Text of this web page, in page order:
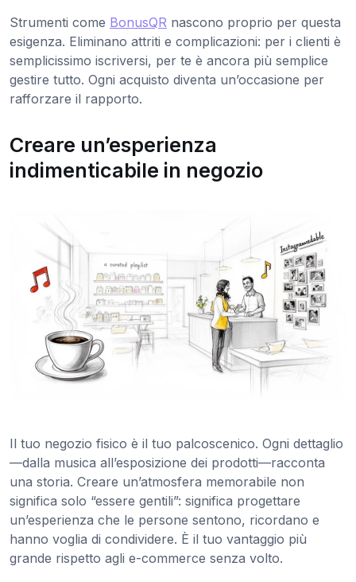
Strumenti come BonusQR nascono proprio per questa
esigenza. Eliminano attriti e complicazioni: per i clienti è
semplicissimo iscriversi, per te è ancora più semplice
gestire tutto. Ogni acquisto diventa un’occasione per
rafforzare il rapporto.
Creare un’esperienza
indimenticabile in negozio
Il tuo negozio fisico è il tuo palcoscenico. Ogni dettaglio
—dalla musica all’esposizione dei prodotti—racconta
una storia. Creare un’atmosfera memorabile non
significa solo “essere gentili”: significa progettare
un’esperienza che le persone sentono, ricordano e
hanno voglia di condividere. È il tuo vantaggio più
grande rispetto agli e-commerce senza volto.